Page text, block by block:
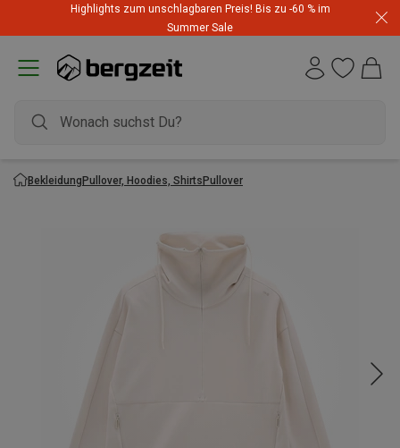
Highlights zum unschlagbaren Preis! Bis zu -60 % im
Summer Sale
BekleidungPullover, Hoodies, ShirtsPullover